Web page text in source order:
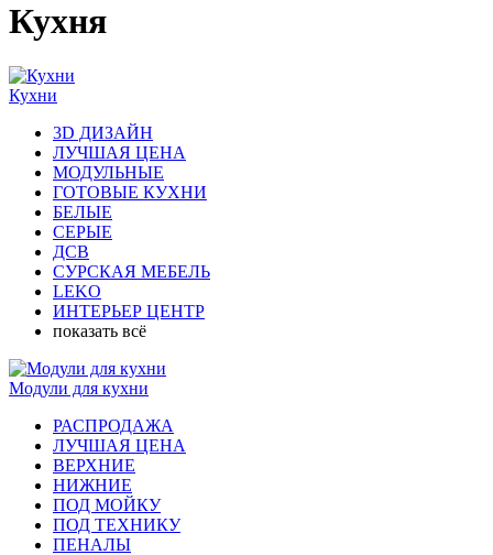
Кухня
Кухни
3D ДИЗАЙН
ЛУЧШАЯ ЦЕНА
МОДУЛЬНЫЕ
ГОТОВЫЕ КУХНИ
БЕЛЫЕ
СЕРЫЕ
ДСВ
СУРСКАЯ МЕБЕЛЬ
LEKO
ИНТЕРЬЕР ЦЕНТР
показать всё
Модули для кухни
РАСПРОДАЖА
ЛУЧШАЯ ЦЕНА
ВЕРХНИЕ
НИЖНИЕ
ПОД МОЙКУ
ПОД ТЕХНИКУ
ПЕНАЛЫ